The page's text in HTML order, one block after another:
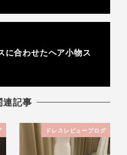
に合わせたヘア小物ス
連記事
ドレスレビューブログ